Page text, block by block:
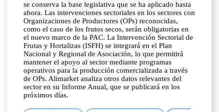
se conserva la base legislativa que se ha aplicado hasta
ahora. Las intervenciones sectoriales en los sectores con
Organizaciones de Productores (OPs) reconocidas,
como el caso de los frutos secos, serán obligatorias en
el nuevo marco de la PAC. La Intervención Sectorial de
Frutas y Hortalizas (ISFH) se integrará en el Plan
Nacional y Regional de Asociación, lo que permitirá
mantener el apoyo al sector mediante programas
operativos para la producción comercializada a través
de OPs. Alimarket analiza otros datos relevantes del
sector en su Informe Anual, que se publicará en los
próximos días.